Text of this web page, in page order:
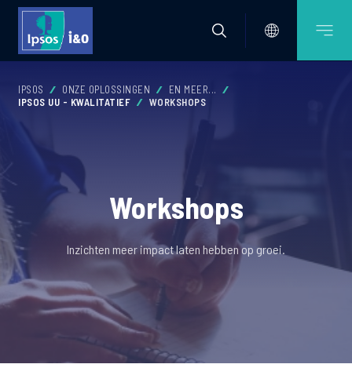
IPSOS ONZE OPLOSSINGEN
EN MEER...
IPSOS UU - KWALITATIEF
WORKSHOPS
Workshops
Inzichten meer impact laten hebben op groei.